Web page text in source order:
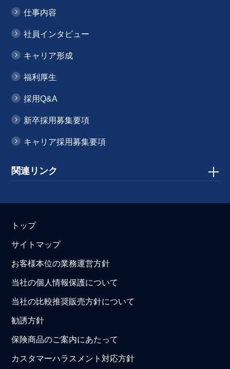
仕事内容
社員インタビュー
キャリア形成
福利厚生
採用Q&A
新卒採用募集要項
キャリア採用募集要項
関連リンク
トップ
サイトマップ
お客様本位の業務運営方針
当社の個人情報保護について
当社の比較推奨販売方針について
勧誘方針
保険商品のご案内にあたって
カスタマーハラスメント対応方針